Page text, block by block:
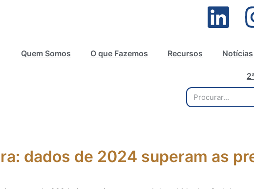
Quem Somos O que Fazemos Recursos Notícias
dados de 2024 superam as